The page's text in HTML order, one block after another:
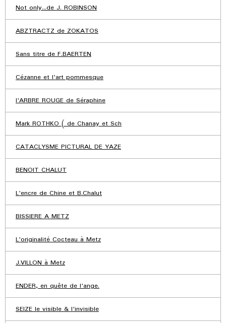
Not only...de J. ROBINSON
ABZTRACTZ de ZOKATOS
Sans titre de F.BAERTEN
Cézanne et l'art pommesque
l'ARBRE ROUGE de Séraphine
Mark ROTHKO ( de Chanay et Sch
CATACLYSME PICTURAL DE YAZE
BENOIT CHALUT
L'encre de Chine et B.Chalut
BISSIERE A METZ
L'originalité Cocteau à Metz
J.VILLON à Metz
ENDER, en quête de l'ange.
SEIZE le visible & l'invisible